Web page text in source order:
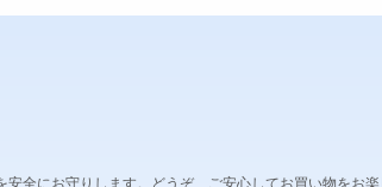
全にお守りします。どうぞ、ご安心してお買い物をお楽